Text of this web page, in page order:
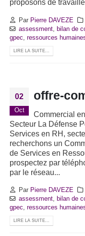
proposons de
Par Pierre DAVEZE
assessment, bilan de
gpec, ressources
LIRE LA SUITE...
02
Oct
offre-
Commercial
Secteur La Défense
Services en RH,
recherchons un
de Services en
prospectez par
par le réseau...
Par Pierre DAVEZE
assessment, bilan de
gpec, ressources
LIRE LA SUITE...